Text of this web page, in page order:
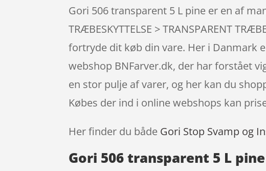
Gori 506 transparent 5 L pine er en af
TRÆBESKYTTELSE > TRANSPARENT
fortryde dit køb din vare. Her i Danmark
webshop BNFarver.dk, der har forstået
en stor pulje af varer, og her kan du
Købes der ind i online webshops kan
Her finder du både Gori Stop Svamp og
Gori 506 transparent 5 L